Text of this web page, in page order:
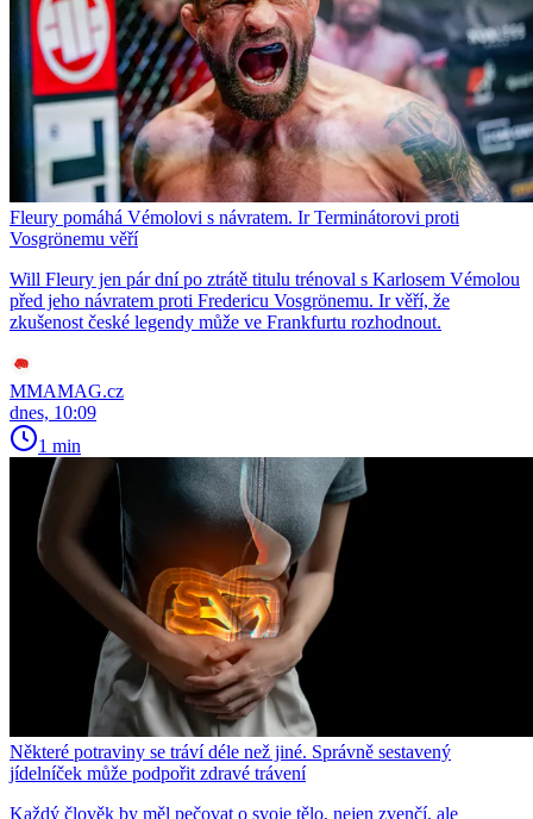
Fleury pomáhá Vémolovi s návratem. Ir Terminátorovi proti
Vosgrönemu věří
Will Fleury jen pár dní po ztrátě titulu trénoval s Karlosem Vémolou
před jeho návratem proti Fredericu Vosgrönemu. Ir věří, že
zkušenost české legendy může ve Frankfurtu rozhodnout.
MMAMAG.cz
dnes, 10:09
1 min
Některé potraviny se tráví déle než jiné. Správně sestavený
jídelníček může podpořit zdravé trávení
Každý člověk by měl pečovat o svoje tělo, nejen zvenčí, ale